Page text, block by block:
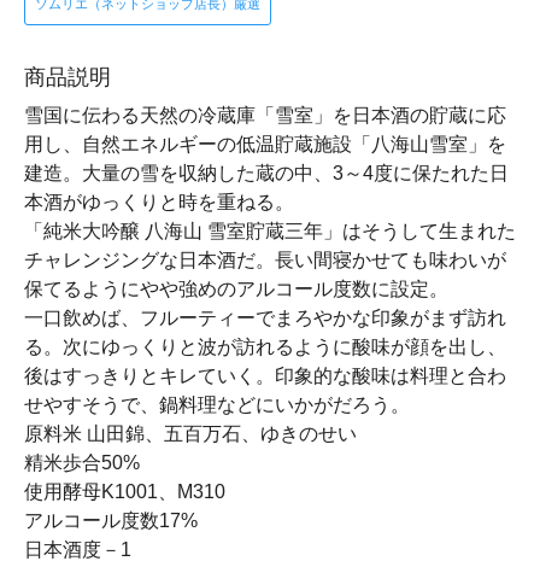
ソムリエ（ネットショップ店長）厳選
商品説明
雪国に伝わる天然の冷蔵庫「雪室」を日本酒の貯蔵に応
用し、自然エネルギーの低温貯蔵施設「八海山雪室」を
建造。大量の雪を収納した蔵の中、3～4度に保たれた日
本酒がゆっくりと時を重ねる。
「純米大吟醸 八海山 雪室貯蔵三年」はそうして生まれた
チャレンジングな日本酒だ。長い間寝かせても味わいが
保てるようにやや強めのアルコール度数に設定。
一口飲めば、フルーティーでまろやかな印象がまず訪れ
る。次にゆっくりと波が訪れるように酸味が顔を出し、
後はすっきりとキレていく。印象的な酸味は料理と合わ
せやすそうで、鍋料理などにいかがだろう。
原料米 山田錦、五百万石、ゆきのせい
精米歩合50%
使用酵母K1001、M310
アルコール度数17%
日本酒度－1